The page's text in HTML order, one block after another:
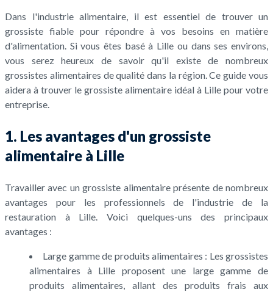
Dans l'industrie alimentaire, il est essentiel de trouver un
grossiste fiable pour répondre à vos besoins en matière
d'alimentation. Si vous êtes basé à Lille ou dans ses environs,
vous serez heureux de savoir qu'il existe de nombreux
grossistes alimentaires de qualité dans la région. Ce guide vous
aidera à trouver le grossiste alimentaire idéal à Lille pour votre
entreprise.
1. Les avantages d'un grossiste
alimentaire à Lille
Travailler avec un grossiste alimentaire présente de nombreux
avantages pour les professionnels de l'industrie de la
restauration à Lille. Voici quelques-uns des principaux
avantages :
Large gamme de produits alimentaires : Les grossistes
alimentaires à Lille proposent une large gamme de
produits alimentaires, allant des produits frais aux